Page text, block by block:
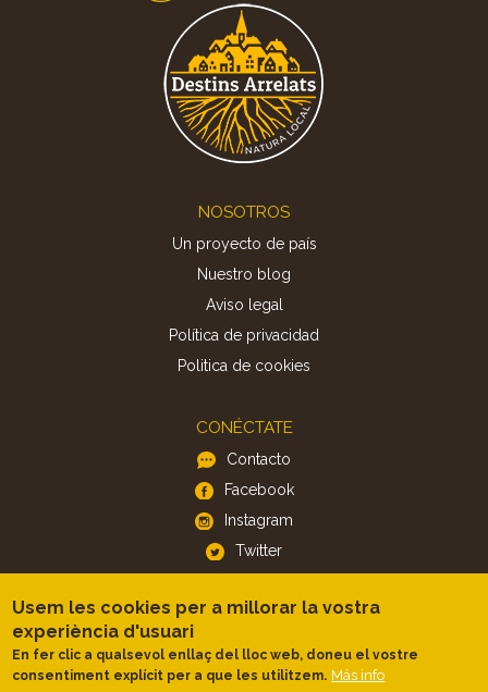
NOSOTROS
Un proyecto de país
Nuestro blog
Aviso legal
Política de privacidad
Politica de cookies
CONÉCTATE
Contacto
Facebook
Instagram
Twitter
APP
Android
Usem les cookies per a millorar la vostra
experiència d'usuari
En fer clic a qualsevol enllaç del lloc web, doneu el vostre
consentiment explícit per a que les utilitzem. Más info